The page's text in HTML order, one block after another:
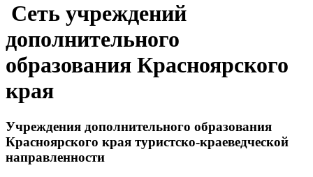
Сеть учреждений
дополнительного
образования Красноярского
края
Учреждения дополнительного образования
Красноярского края туристско-краеведческой
направленности